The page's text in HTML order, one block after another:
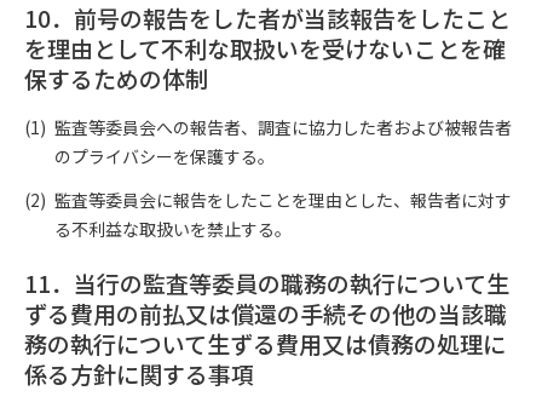
10．前号の報告をした者が当該報告をしたこと
を理由として不利な取扱いを受けないことを確
保するための体制
監査等委員会への報告者、調査に協力した者および被報告者
のプライバシーを保護する。
監査等委員会に報告をしたことを理由とした、報告者に対す
る不利益な取扱いを禁止する。
11．当行の監査等委員の職務の執行について生
ずる費用の前払又は償還の手続その他の当該職
務の執行について生ずる費用又は債務の処理に
係る方針に関する事項